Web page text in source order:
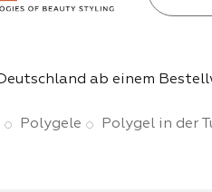
Gel-
Bases
ab einem
Polygele Polygel in der